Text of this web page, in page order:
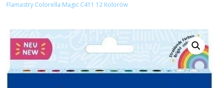
Flamastry Colorella Magic C411 12 Kolorów